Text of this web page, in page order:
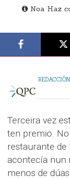
Noa Haz
REDACCIÓN
Terceira vez
ten premio.
restaurante
acontecía nun
menos de